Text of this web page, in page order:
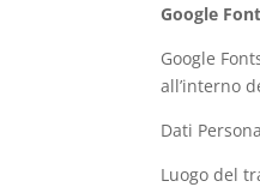
Google
Google
all’interno
Dati
Luogo del